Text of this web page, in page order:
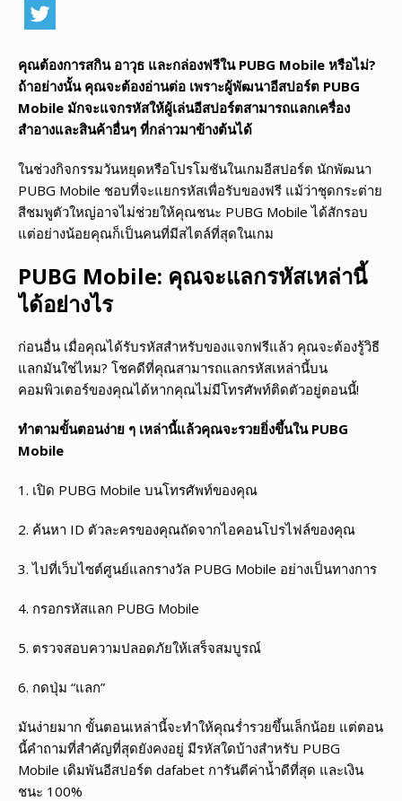
คุณต้องการสกิน อาวุธ และกล่องฟรีใน PUBG Mobile หรือไม่?
ถ้าอย่างนั้น คุณจะต้องอ่านต่อ เพราะผู้พัฒนาอีสปอร์ต PUBG
Mobile มักจะแจกรหัสให้ผู้เล่นอีสปอร์ตสามารถแลกเครื่อง
สำอางและสินค้าอื่นๆ ที่กล่าวมาข้างต้นได้
ในช่วงกิจกรรมวันหยุดหรือโปรโมชันในเกมอีสปอร์ต นักพัฒนา
PUBG Mobile ชอบที่จะแยกรหัสเพื่อรับของฟรี แม้ว่าชุดกระต่าย
สีชมพูตัวใหญ่อาจไม่ช่วยให้คุณชนะ PUBG Mobile ได้สักรอบ
แต่อย่างน้อยคุณก็เป็นคนที่มีสไตล์ที่สุดในเกม
PUBG Mobile: คุณจะแลกรหัสเหล่านี้
ได้อย่างไร
ก่อนอื่น เมื่อคุณได้รับรหัสสำหรับของแจกฟรีแล้ว คุณจะต้องรู้วิธี
แลกมันใช่ไหม? โชคดีที่คุณสามารถแลกรหัสเหล่านี้บน
คอมพิวเตอร์ของคุณได้หากคุณไม่มีโทรศัพท์ติดตัวอยู่ตอนนี้!
ทำตามขั้นตอนง่าย ๆ เหล่านี้แล้วคุณจะรวยยิ่งขึ้นใน PUBG
Mobile
1. เปิด PUBG Mobile บนโทรศัพท์ของคุณ
2. ค้นหา ID ตัวละครของคุณถัดจากไอคอนโปรไฟล์ของคุณ
3. ไปที่เว็บไซต์ศูนย์แลกรางวัล PUBG Mobile อย่างเป็นทางการ
4. กรอกรหัสแลก PUBG Mobile
5. ตรวจสอบความปลอดภัยให้เสร็จสมบูรณ์
6. กดปุ่ม “แลก”
มันง่ายมาก ขั้นตอนเหล่านี้จะทำให้คุณร่ำรวยขึ้นเล็กน้อย แต่ตอน
นี้คำถามที่สำคัญที่สุดยังคงอยู่ มีรหัสใดบ้างสำหรับ PUBG
Mobile เดิมพันอีสปอร์ต dafabet การันตีค่าน้ำดีที่สุด และเงิน
ชนะ 100%